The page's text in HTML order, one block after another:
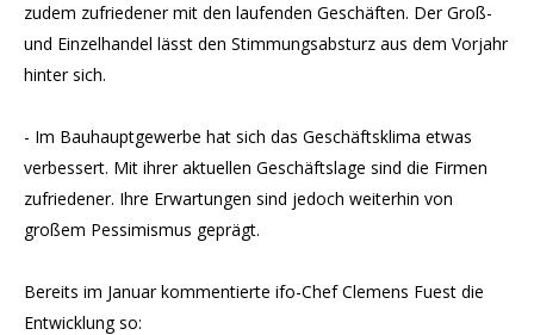
zudem zufriedener mit den laufenden Geschäften. Der Groß-
und Einzelhandel lässt den Stimmungsabsturz aus dem Vorjahr
hinter sich.
- Im Bauhauptgewerbe hat sich das Geschäftsklima etwas
verbessert. Mit ihrer aktuellen Geschäftslage sind die Firmen
zufriedener. Ihre Erwartungen sind jedoch weiterhin von
großem Pessimismus geprägt.
Bereits im Januar kommentierte ifo-Chef Clemens Fuest die
Entwicklung so: